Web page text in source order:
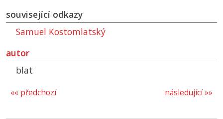
související odkazy
Samuel Kostomlatský
autor
blat
následující »»
«« předchozí